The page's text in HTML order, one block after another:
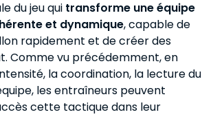
du jeu qui transforme une équipe
et dynamique, capable de
rapidement et de créer des
Comme vu précédemment, en
la coordination, la lecture du
les entraîneurs peuvent
cette tactique dans leur